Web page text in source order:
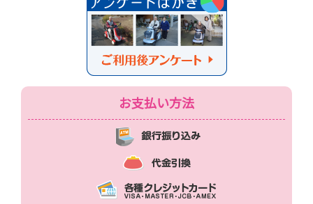
お支払い方法